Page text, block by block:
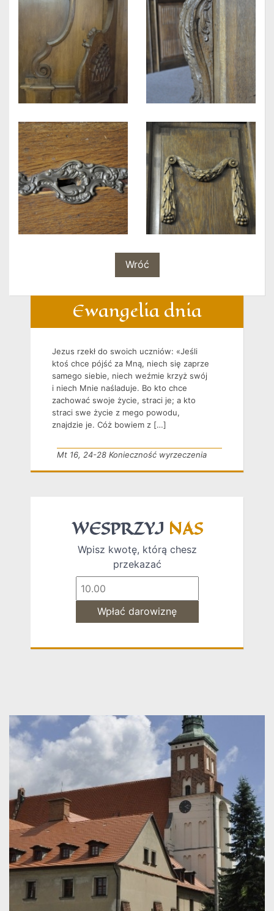
Wróć
Ewangelia dnia
Jezus rzekł do swoich uczniów: «Jeśli
ktoś chce pójść za Mną, niech się zaprze
samego siebie, niech weźmie krzyż swój
i niech Mnie naśladuje. Bo kto chce
zachować swoje życie, straci je; a kto
straci swe życie z mego powodu,
znajdzie je. Cóż bowiem z […]
Mt 16, 24-28 Konieczność wyrzeczenia
WESPRZYJ NAS
Wpisz kwotę, którą chesz
przekazać